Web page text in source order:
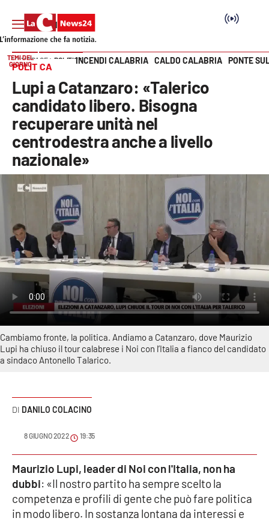
SEZIONI
Cronaca
Politica
Attualità
Economia e lavoro
Italia Mondo
Sanità
Sport
Cultura
Meteo
Editoriali
VIDEO
Ambiente
Vai
TEMI DEL
GIORNO
INCENDI CALABRIA CALDO CALABRIA PONTE
HOME PAGE POLITICA
POLITICA
Lupi a Catanzaro: «Talerico
candidato libero. Bisogna
recuperare unità nel
centrodestra anche a livello
nazionale»
Cambiamo fronte, la politica. Andiamo a Catanzaro, dove Maurizio
Lupi ha chiuso il tour calabrese i Noi con l’Italia a fianco del candidato
a sindaco Antonello Talarico.
DANILO COLACINO
8 GIUGNO 2022 19:35
Maurizio Lupi, leader di Noi con l'Italia, non ha
dubbi: «Il nostro partito ha sempre scelto la
competenza e profili di gente che può fare politica
in modo libero. In sostanza lontana da interessi e